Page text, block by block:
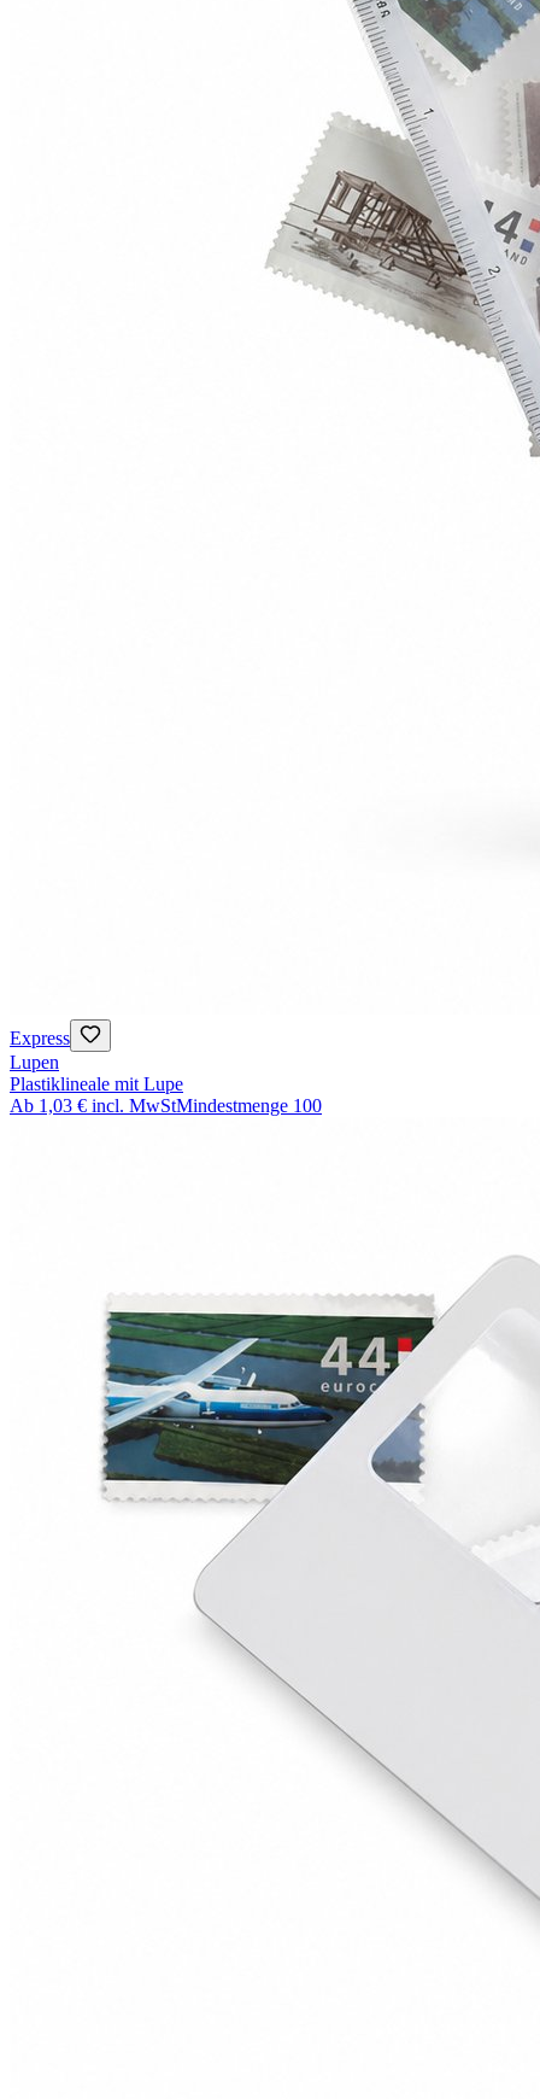
Express
Lupen
Plastiklineale mit Lupe
Ab 1,03 € incl. MwStMindestmenge 100